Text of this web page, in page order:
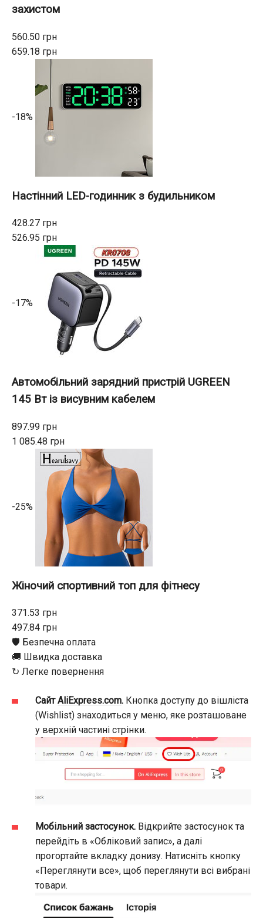
захистом
560.50 грн
659.18 грн
-18%
Настінний LED-годинник з будильником
428.27 грн
526.95 грн
-17%
Автомобільний зарядний пристрій UGREEN
145 Вт із висувним кабелем
897.99 грн
1 085.48 грн
-25%
Жіночий спортивний топ для фітнесу
371.53 грн
497.84 грн
🛡️ Безпечна оплата
🚚 Швидка доставка
↻ Легке повернення
СайтAliExpress.com. Кнопка доступу до вішліста
(Wishlist) знаходиться у меню, яке розташоване
у верхній частині стрінки.
Мобільний застосунок. Відкрийте застосунок та
перейдіть в «Обліковий запис», а далі
прогортайте вкладку донизу. Натисніть кнопку
«Переглянути все», щоб переглянути всі вибрані
товари.